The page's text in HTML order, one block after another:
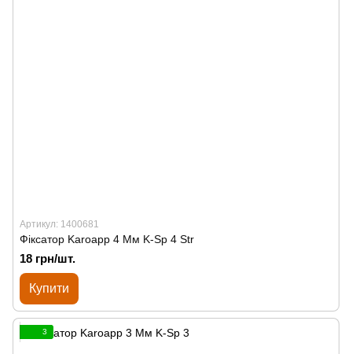
Артикул: 1400681
Фіксатор Karoapp 4 Мм K-Sp 4 Str
18 грн/шт.
Купити
3